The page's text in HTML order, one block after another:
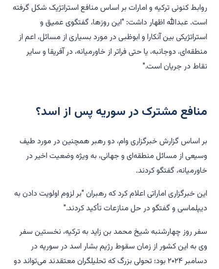
روابط کنونی ترکیه و امارات بر اساس منافع استراتژیک شکل گرفته
است. عبدالله اظهار داشت: "این روزها، گفتگوی عمیق و
استراتژیکی بین آنکارا و ابوظبی در مورد بسیاری از مسائل، اعم از
منطقه‌ای، دوجانبه، یا حتی فراتر از خاورمیانه، در آفریقا و سایر
نقاط در جریان است."
منافع مشترک در سوریه پس از اسد؟
بر اساس گزارش خبرگزاری وام، دو رهبر همچنین در مورد طیف
وسیعی از مسائل منطقه‌ای و جهانی، به ویژه وضعیت اخیر در
خاورمیانه، گفتگو کردند.
این خبرگزاری اماراتی اعلام کرد که رهبران "بر لزوم اولویت دادن به
دیپلماسی و گفتگو در حل منازعات تأکید کردند."
سفر روز چهارشنبه شیخ محمد بن زاید به ترکیه، نخستین سفر
وی به این کشور از زمان سقوط رژیم بشار اسد در سوریه در
دسامبر ۲۰۲۴ بود؛ تحولی بزرگ که تحلیلگران معتقدند می‌تواند دو